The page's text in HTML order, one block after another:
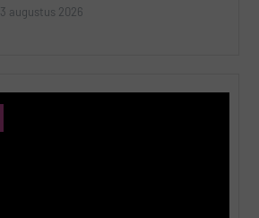
3 augustus 2026